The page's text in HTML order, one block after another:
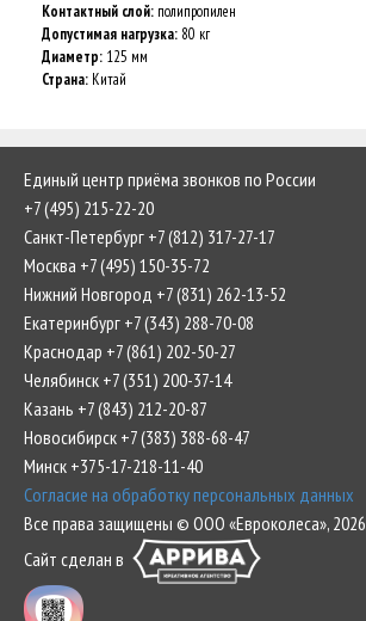
Контактный слой: полипропилен
Допустимая нагрузка: 80 кг
Диаметр: 125 мм
Страна: Китай
Единый центр приёма звонков по России
+7 (495) 215-22-20
Санкт-Петербург +7 (812) 317-27-17
Москва +7 (495) 150-35-72
Нижний Новгород +7 (831) 262-13-52
Екатеринбург +7 (343) 288-70-08
Краснодар +7 (861) 202-50-27
Челябинск +7 (351) 200-37-14
Казань +7 (843) 212-20-87
Новосибирск +7 (383) 388-68-47
Минск +375-17-218-11-40
Согласие на обработку персональных данных
Все права защищены © ООО «Евроколеса», 2026
Сайт сделан в